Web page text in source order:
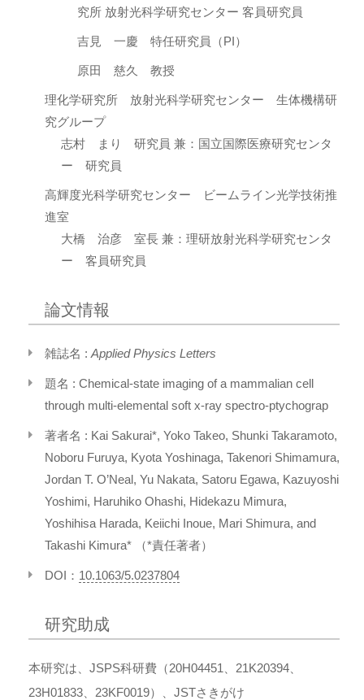
究所 放射光科学研究センター 客員研究員
吉見 一慶 特任研究員（PI）
原田 慈久 教授
理化学研究所 放射光科学研究センター 生体機構研
究グループ
志村 まり 研究員 兼：国立国際医療研究センタ
ー 研究員
高輝度光科学研究センター ビームライン光学技術推
進室
大橋 治彦 室長 兼：理研放射光科学研究センタ
ー 客員研究員
論文情報
雑誌名 : Applied Physics Letters
題名 : Chemical-state imaging of a mammalian cell
through multi-elemental soft x-ray spectro-ptychograp
著者名 : Kai Sakurai*, Yoko Takeo, Shunki Takaramoto,
Noboru Furuya, Kyota Yoshinaga, Takenori Shimamura,
Jordan T. O’Neal, Yu Nakata, Satoru Egawa, Kazuyoshi
Yoshimi, Haruhiko Ohashi, Hidekazu Mimura,
Yoshihisa Harada, Keiichi Inoue, Mari Shimura, and
Takashi Kimura* （*責任著者）
DOI： 10.1063/5.0237804
研究助成
本研究は、JSPS科研費（20H04451、21K20394、
23H01833、23KF0019）、JSTさきがけ